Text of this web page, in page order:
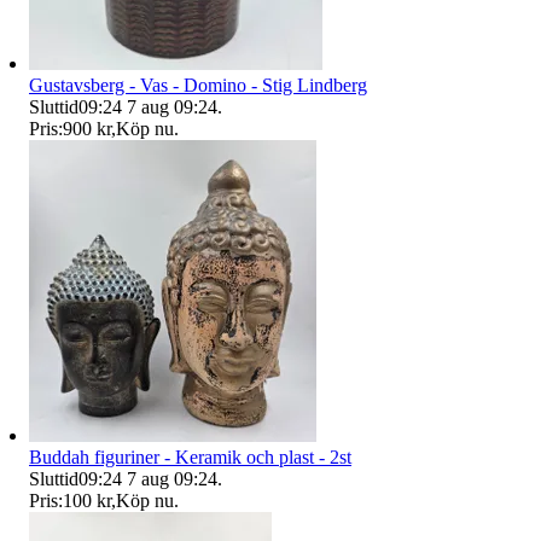
Gustavsberg - Vas - Domino - Stig Lindberg
Sluttid09:24 7 aug 09:24.
Pris:900 kr,Köp nu.
Buddah figuriner - Keramik och plast - 2st
Sluttid09:24 7 aug 09:24.
Pris:100 kr,Köp nu.